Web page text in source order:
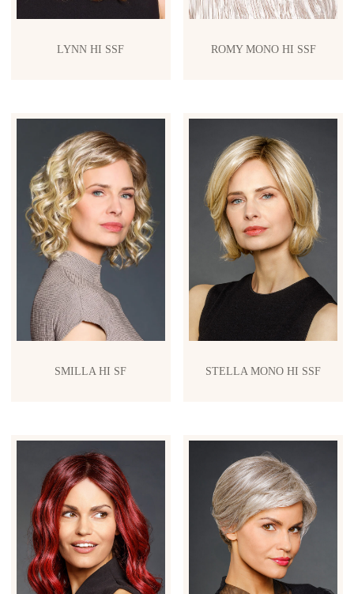
LYNN HI SSF ROMY MONO HI SSF
SMILLA HI SF STELLA MONO HI SSF